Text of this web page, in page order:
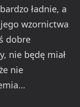
ładnie, a
wzornictwa
dobre
nie będę miał
nie